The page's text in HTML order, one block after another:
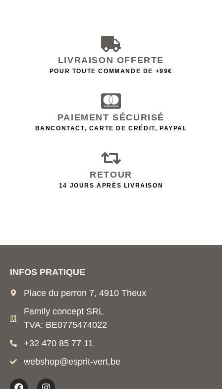
LIVRAISON OFFERTE
POUR TOUTE COMMANDE DE +99€
PAIEMENT SÉCURISÉ
BANCONTACT, CARTE DE CRÉDIT, PAYPAL
RETOUR
14 JOURS APRÈS LIVRAISON
INFOS PRATIQUE
Place du perron 7, 4910 Theux
Family concept SRL
TVA: BE0775474022
+32 470 85 77 11
webshop@esprit-vert.be